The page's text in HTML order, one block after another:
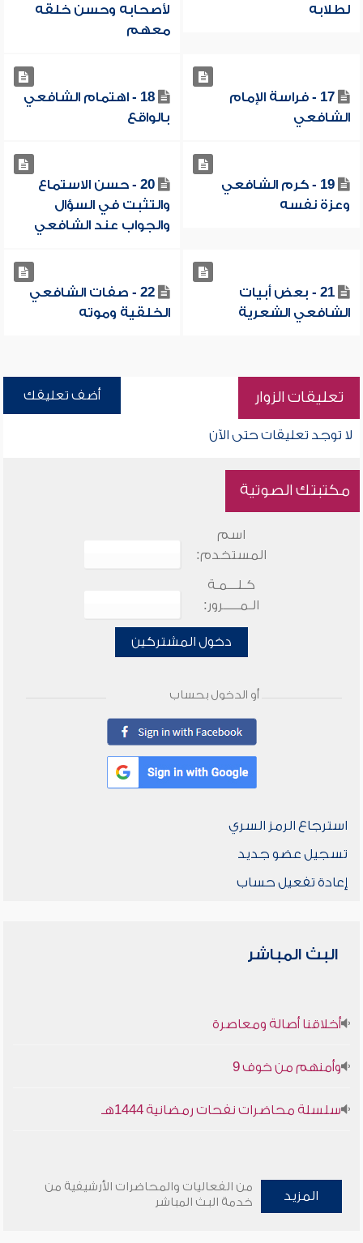
لطلابه
لأصحابه وحسن خلقه
معهم
17 - فراسة الإمام
الشافعي
18 - اهتمام الشافعي
بالواقع
19 - كرم الشافعي
وعزة نفسه
20 - حسن الاستماع
والتثبت في السؤال
والجواب عند الشافعي
21 - بعض أبيات
الشافعي الشعرية
22 - صفات الشافعي
الخلقية وموته
تعليقات الزوار أضف تعليقك
لا توجد تعليقات حتى الآن
مكتبتك الصوتية
اسم
المستخدم:
كـلـــمـة
الـمـــــرور:
دخول المشتركين
أو الدخول بحساب
استرجاع الرمز السري
تسجيل عضو جديد
إعادة تفعيل حساب
البث المباشر
أخلاقنا أصالة ومعاصرة
وأمنهم من خوف 9
سلسلة محاضرات نفحات رمضانية 1444هـ
المزيد
من الفعاليات والمحاضرات الأرشيفية من
خدمة البث المباشر